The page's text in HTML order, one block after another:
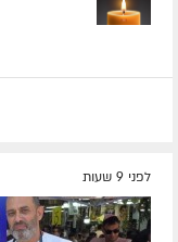
לפני 9 שעות